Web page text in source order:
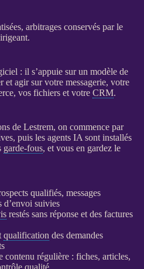
arbitrages conservés par le
: il s’appuie sur un modèle de
et agir sur votre messagerie, votre
, vos fichiers et votre CRM.
de Lestrem, on commence par
puis les agents IA sont installés
garde-fous, et vous en gardez le
qualifiés, messages
d’envoi suivies
restés sans réponse et des factures
qualification des demandes
contenu régulière : fiches, articles,
qualité